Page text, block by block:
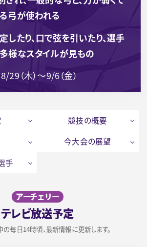
弓が使われる
したり、口で弦を引いたり、選手
様なスタイルが見もの
8/29（木）～9/6（金）
競技の概要
今大会の展望
手
アーチェリー
テレビ放送予定
毎日14時頃、最新情報に更新します。